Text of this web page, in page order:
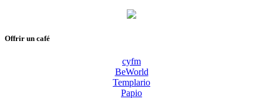
Offrir un café
cyfm
BeWorld
Templario
Papio